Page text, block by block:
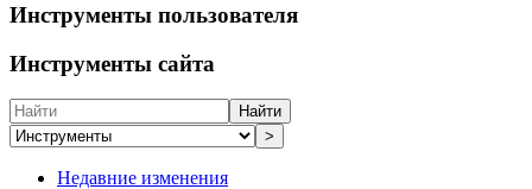
Инструменты пользователя
Инструменты сайта
Найти
>
Недавние изменения